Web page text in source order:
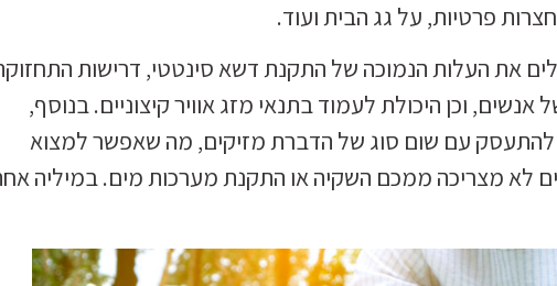
פרטיות, על גג הבית ועוד.
את העלות הנמוכה של התקנת דשא סינטטי, דרישות
וכן היכולת לעמוד בתנאי מזג אוויר קיצוניים. בנוסף,
עם שום סוג של הדברת מזיקים, מה שאפשר למצוא
לא מצריכה ממכם השקיה או התקנת מערכות מים. במיליה